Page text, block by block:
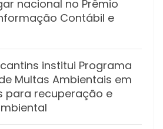
nacional no Prêmio
Contábil e
institui Programa
Multas Ambientais em
para recuperação e